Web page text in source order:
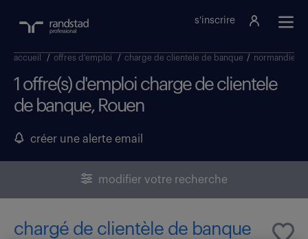
s'inscrire
accueil / offres d'emploi / charge de clientele de banque / normandie
1 offre(s) d'emploi charge de clientele
de banque, Rouen
créer une alerte email
modifier votre recherche
chargé de clientèle de banque